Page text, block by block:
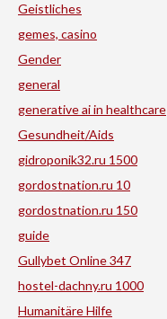
Geistliches
gemes, casino
Gender
general
generative ai in healthcare
Gesundheit/Aids
gidroponik32.ru 1500
gordostnation.ru 10
gordostnation.ru 150
guide
Gullybet Online 347
hostel-dachny.ru 1000
Humanitäre Hilfe